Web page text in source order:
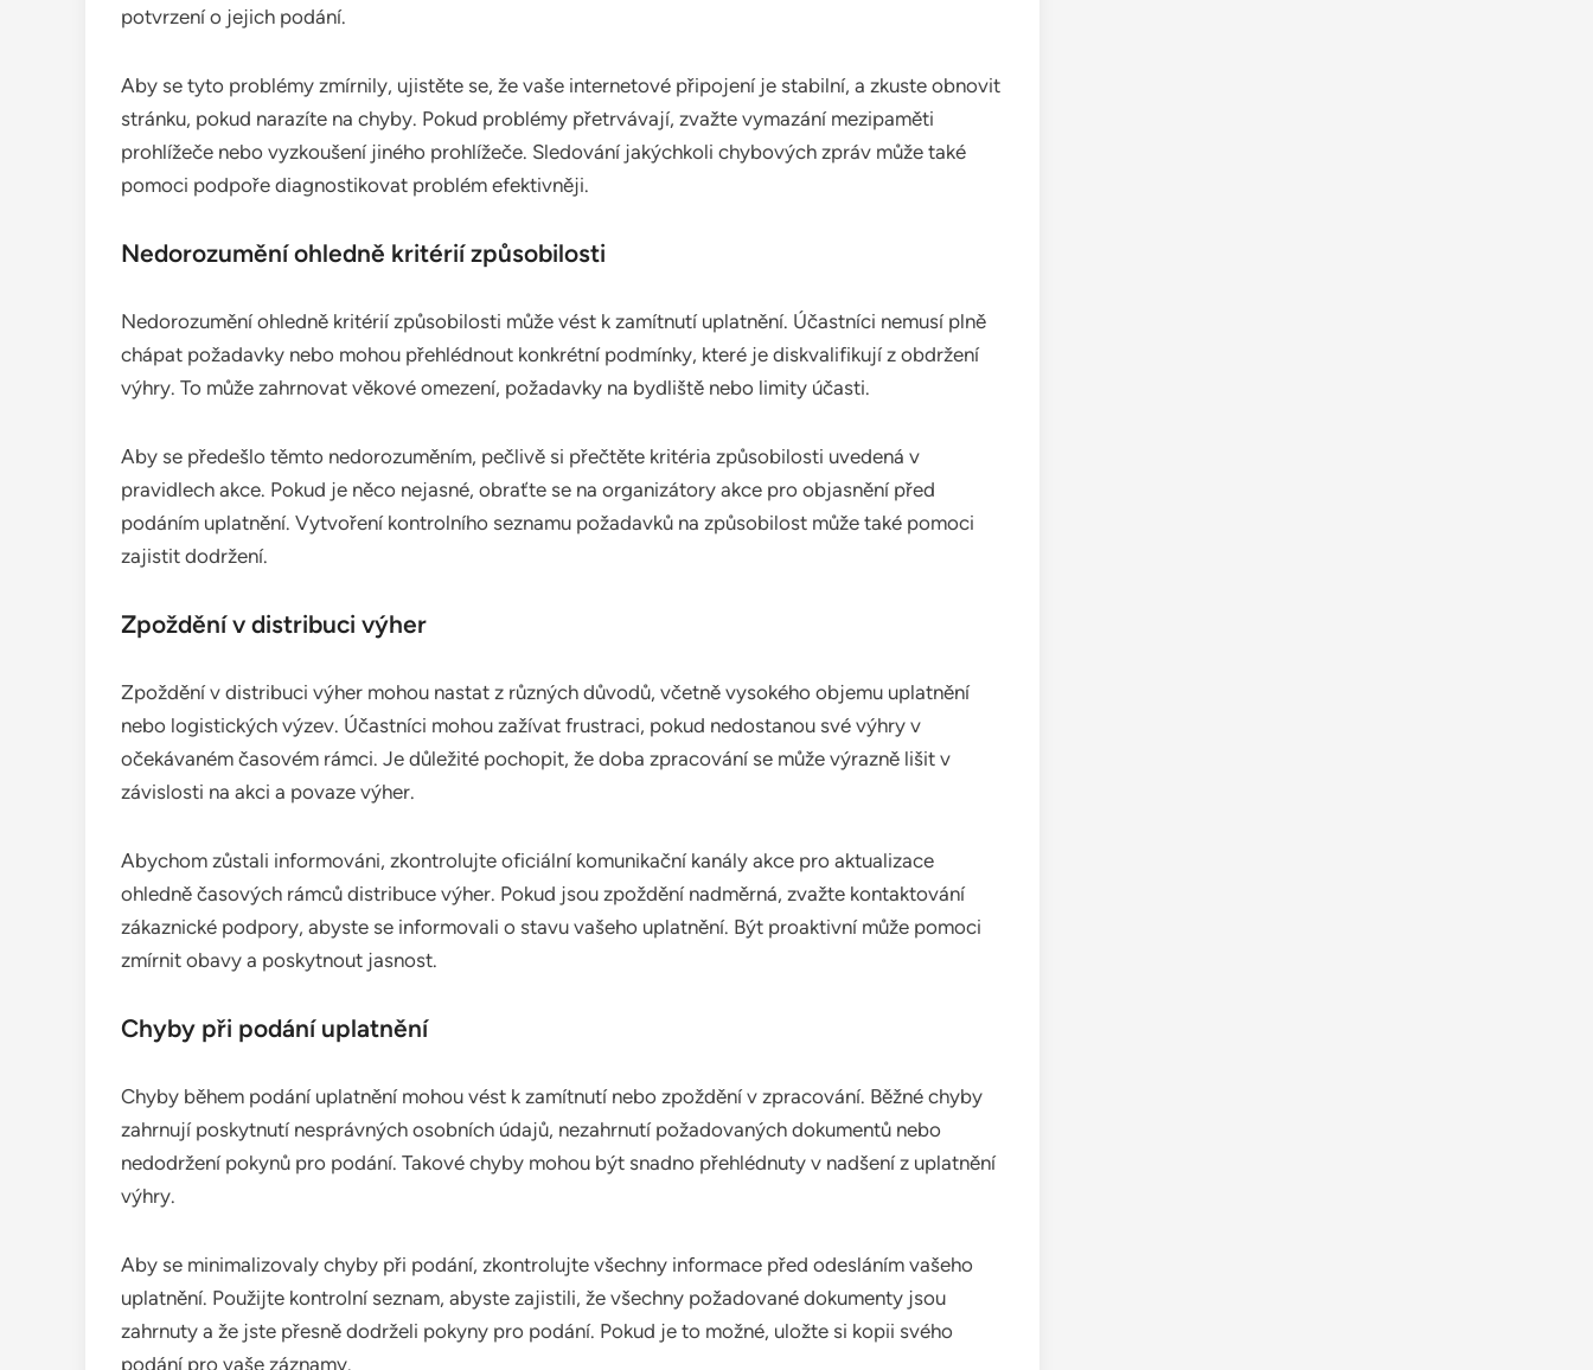
potvrzení o jejich podání.
Aby se tyto problémy zmírnily, ujistěte se, že vaše internetové připojení je stabilní, a zkuste obnovit
stránku, pokud narazíte na chyby. Pokud problémy přetrvávají, zvažte vymazání mezipaměti
prohlížeče nebo vyzkoušení jiného prohlížeče. Sledování jakýchkoli chybových zpráv může také
pomoci podpoře diagnostikovat problém efektivněji.
Nedorozumění ohledně kritérií způsobilosti
Nedorozumění ohledně kritérií způsobilosti může vést k zamítnutí uplatnění. Účastníci nemusí plně
chápat požadavky nebo mohou přehlédnout konkrétní podmínky, které je diskvalifikují z obdržení
výhry. To může zahrnovat věkové omezení, požadavky na bydliště nebo limity účasti.
Aby se předešlo těmto nedorozuměním, pečlivě si přečtěte kritéria způsobilosti uvedená v
pravidlech akce. Pokud je něco nejasné, obraťte se na organizátory akce pro objasnění před
podáním uplatnění. Vytvoření kontrolního seznamu požadavků na způsobilost může také pomoci
zajistit dodržení.
Zpoždění v distribuci výher
Zpoždění v distribuci výher mohou nastat z různých důvodů, včetně vysokého objemu uplatnění
nebo logistických výzev. Účastníci mohou zažívat frustraci, pokud nedostanou své výhry v
očekávaném časovém rámci. Je důležité pochopit, že doba zpracování se může výrazně lišit v
závislosti na akci a povaze výher.
Abychom zůstali informováni, zkontrolujte oficiální komunikační kanály akce pro aktualizace
ohledně časových rámců distribuce výher. Pokud jsou zpoždění nadměrná, zvažte kontaktování
zákaznické podpory, abyste se informovali o stavu vašeho uplatnění. Být proaktivní může pomoci
zmírnit obavy a poskytnout jasnost.
Chyby při podání uplatnění
Chyby během podání uplatnění mohou vést k zamítnutí nebo zpoždění v zpracování. Běžné chyby
zahrnují poskytnutí nesprávných osobních údajů, nezahrnutí požadovaných dokumentů nebo
nedodržení pokynů pro podání. Takové chyby mohou být snadno přehlédnuty v nadšení z uplatnění
výhry.
Aby se minimalizovaly chyby při podání, zkontrolujte všechny informace před odesláním vašeho
uplatnění. Použijte kontrolní seznam, abyste zajistili, že všechny požadované dokumenty jsou
zahrnuty a že jste přesně dodrželi pokyny pro podání. Pokud je to možné, uložte si kopii svého
podání pro vaše záznamy.